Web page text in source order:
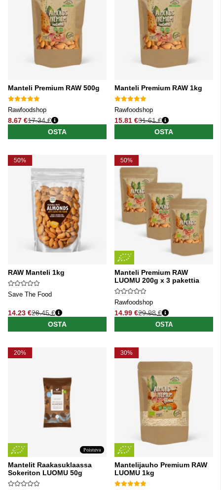
Manteli Premium RAW 500g
Rawfoodshop
8.67 €
Normaali hinta
17.34 €
OSTA
Manteli Premium RAW 1kg
Rawfoodshop
15.81 €
Normaali hinta
31.61 €
OSTA
50%
RAW Manteli 1kg
Save The Food
14.23 €
Normaali hinta
28.45 €
OSTA
50%
Manteli Premium RAW
LUOMU 200g x 3 pakettia
Rawfoodshop
14.99 €
Normaali hinta
29.98 €
OSTA
20%
Poistuva
Mantelit Raakasuklaassa
Sokeriton LUOMU 50g
30%
Mantelijauho Premium RAW
LUOMU 1kg